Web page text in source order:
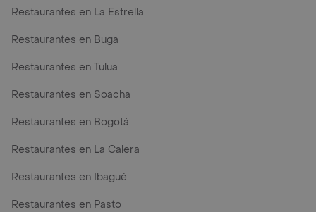
Restaurantes en La Estrella
Restaurantes en Buga
Restaurantes en Tulua
Restaurantes en Soacha
Restaurantes en Bogotá
Restaurantes en La Calera
Restaurantes en Ibagué
Restaurantes en Pasto